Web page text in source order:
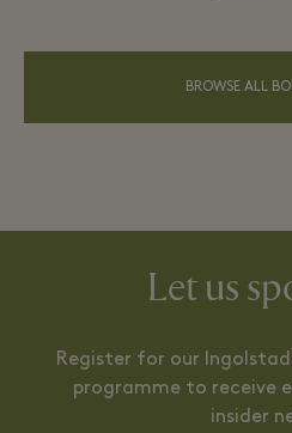
BROWSE ALL
Let us
Register for our
programme to receive
insider